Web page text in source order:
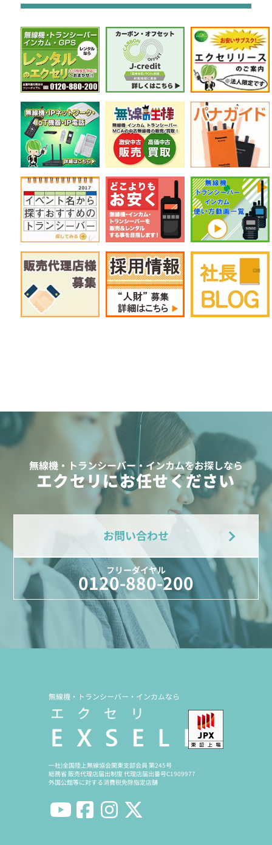
無線機・トランシーバー・インカムをお探しなら
エクセリにお任せください
お問い合わせ
フリーダイヤル
0120-880-200
無線機・トランシーバー・インカムなら
一社)全国陸上無線協会関東支部会員 第245号
総務省 販売代理店届出制度 代理店届出番号C1909977
外国公館等に対する消費税免除指定店舗